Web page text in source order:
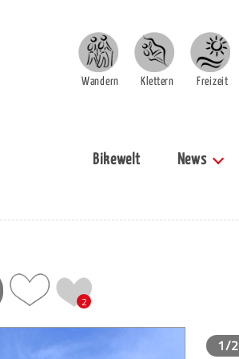
Wandern Klettern Freizeit
Bikewelt News
2
1/2